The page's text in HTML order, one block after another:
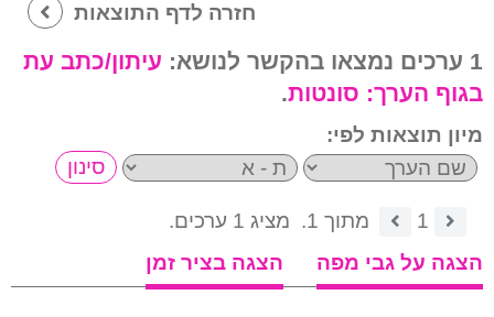
חזרה לדף התוצאות
1 ערכים נמצאו בהקשר לנושא:
עיתון/כתב עת
בגוף הערך: סונטות.
מיון תוצאות לפי:
1 מתוך 1.
מציג 1 ערכים.
הצגה על גבי מפה
הצגה בציר זמן